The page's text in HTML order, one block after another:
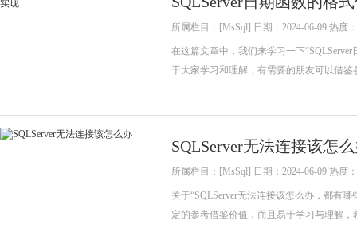
所属栏目：[MsSql] 日期：2024-06-09 热度
在这篇文章中，我们来学习一下
于大家学习和理解，有需要的朋友可以借鉴
SQLServer无法连接该怎
所属栏目：[MsSql] 日期：2024-06-09 热度
关于“SQLServer无法连接该怎么办，都有
定的参考借鉴价值，而且易于学习与理解，